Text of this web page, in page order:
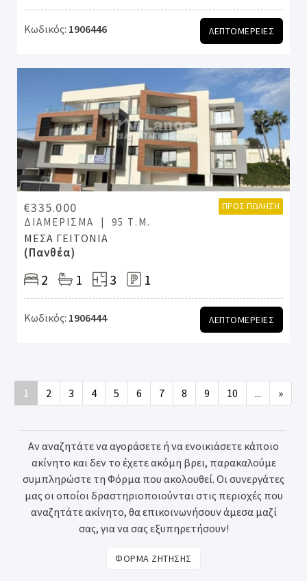
Κωδικός: 1906446 ΛΕΠΤΟΜΕΡΕΙΕΣ
€335.000 ΠΡΟΣ ΠΏΛΗΣΗ
ΔΙΑΜΈΡΙΣΜΑ 95 Τ.Μ.
ΜΕΣΑ ΓΕΙΤΟΝΙΑ
(Πανθέα)
2 1 3 1
Κωδικός: 1906444 ΛΕΠΤΟΜΕΡΕΙΕΣ
1 2 3 4 5 6 7 8 9 10 ... »
Αν αναζητάτε να αγοράσετε ή να ενοικιάσετε κάποιο
ακίνητο και δεν το έχετε ακόμη βρει, παρακαλούμε
συμπληρώστε τη Φόρμα που ακολουθεί. Οι συνεργάτες
μας οι οποίοι δραστηριοποιούνται στις περιοχές που
αναζητάτε ακίνητο, θα επικοινωνήσουν άμεσα μαζί
σας, για να σας εξυπηρετήσουν!
ΦΟΡΜΑ ΖΗΤΗΣΗΣ